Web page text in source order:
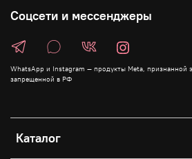
Каталог
Соцсети и мессенджеры
WhatsApp и Instagram — продукты Meta, признанной
запрещенной в РФ